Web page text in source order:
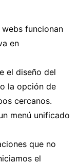
funcionan
en
el diseño del
la opción de
cercanos.
menú unificado
que no
el